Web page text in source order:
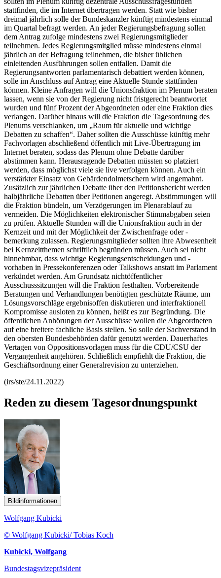
stattfinden, die im Internet übertragen werden. Statt wie bisher
dreimal jährlich solle der Bundeskanzler künftig mindestens einmal
im Quartal befragt werden. An jeder Regierungsbefragung sollen
dem Antrag zufolge mindestens zwei Regierungsmitglieder
teilnehmen. Jedes Regierungsmitglied müsse mindestens einmal
jährlich an der Befragung teilnehmen, die bisher üblichen
einleitenden Ausführungen sollen entfallen. Damit die
Regierungsantworten parlamentarisch debattiert werden können,
solle im Anschluss auf Antrag eine Aktuelle Stunde stattfinden
können. Kleine Anfragen will die Unionsfraktion im Plenum beraten
lassen, wenn sie von der Regierung nicht fristgerecht beantwortet
wurden und fünf Prozent der Abgeordneten oder eine Fraktion dies
verlangen. Darüber hinaus will die Fraktion die Tagesordnung des
Plenums verschlanken, um „Raum für aktuelle und wichtige
Debatten zu schaffen“. Daher sollten die Ausschüsse künftig mehr
Fachvorlagen abschließend öffentlich mit Live-Übertragung im
Internet beraten, sodass das Plenum ohne Debatte darüber
abstimmen kann. Herausragende Debatten müssten so platziert
werden, dass möglichst viele sie live verfolgen können. Auch ein
verstärkter Einsatz von Gebärdendolmetschern wird angemahnt.
Zusätzlich zur jährlichen Debatte über den Petitionsbericht werden
halbjährliche Debatten über Petitionen angeregt. Abstimmungen will
die Fraktion bündeln, um Verzögerungen im Plenarablauf zu
vermeiden. Die Möglichkeiten elektronischer Stimmabgaben seien
zu prüfen. Aktuelle Stunden will die Unionsfraktion auch in der
Kernzeit und mit der Möglichkeit der Zwischenfrage oder -
bemerkung zulassen. Regierungsmitglieder sollten ihre Abwesenheit
bei Kernzeitthemen schriftlich begründen müssen. Auch sei nicht
hinnehmbar, dass wichtige Regierungsentscheidungen und -
vorhaben in Pressekonferenzen oder Talkshows anstatt im Parlament
verkündet werden. Am Grundsatz nichtöffentlicher
Ausschusssitzungen will die Fraktion festhalten. Vorbereitende
Beratungen und Verhandlungen benötigten geschützte Räume, um
Lösungsvorschläge ergebnisoffen diskutieren und interfraktionell
Kompromisse ausloten zu können, heißt es zur Begründung. Die
öffentlichen Anhörungen der Ausschüsse wollen die Abgeordneten
auf eine breitere fachliche Basis stellen. So solle der Sachverstand in
den obersten Bundesbehörden dafür genutzt werden. Dauerhaftes
Vertagen von Oppositionsvorlagen muss für die CDU/CSU der
Vergangenheit angehören. Schließlich empfiehlt die Fraktion, die
Geschäftsordnung einer Generalrevision zu unterziehen.
(irs/ste/24.11.2022)
Reden zu diesem Tagesordnungspunkt
Bildinformationen
Wolfgang Kubicki
© Wolfgang Kubicki/ Tobias Koch
Kubicki, Wolfgang
Bundestagsvizepräsident